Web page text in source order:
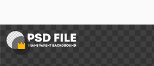
Premium